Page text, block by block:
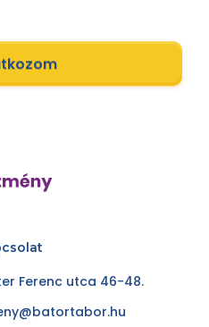
Ferenc utca 46-48.